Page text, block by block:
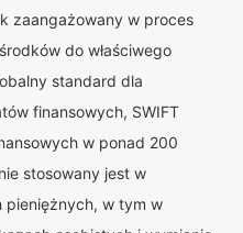
zaangażowany w proces
do właściwego
standard dla
finansowych, SWIFT
w ponad 200
stosowany jest w
pieniężnych, w tym w